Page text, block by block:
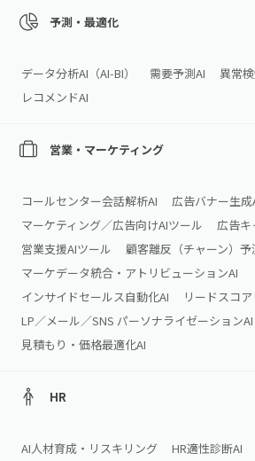
予測・最適化
データ分析AI（AI‑BI） 需要予測AI
異常
レコメンドAI
営業・マーケティング
コールセンター会話解析AI 広告バナー生成
マーケティング／広告向けAIツール
広告キ
営業支援AIツール
顧客離反（チャーン）予
マーケデータ統合・アトリビューションAI
インサイドセールス自動化AI
リードスコ
LP／メール／SNS パーソナライゼーションAI
見積もり・価格最適化AI
HR
AI人材育成・リスキリング HR適性診断AI